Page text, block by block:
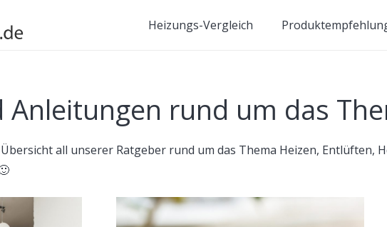
Heizungs-Vergleich
Anleitungen rund um das
all unserer Ratgeber rund um das Thema Heizen, Entlüften,